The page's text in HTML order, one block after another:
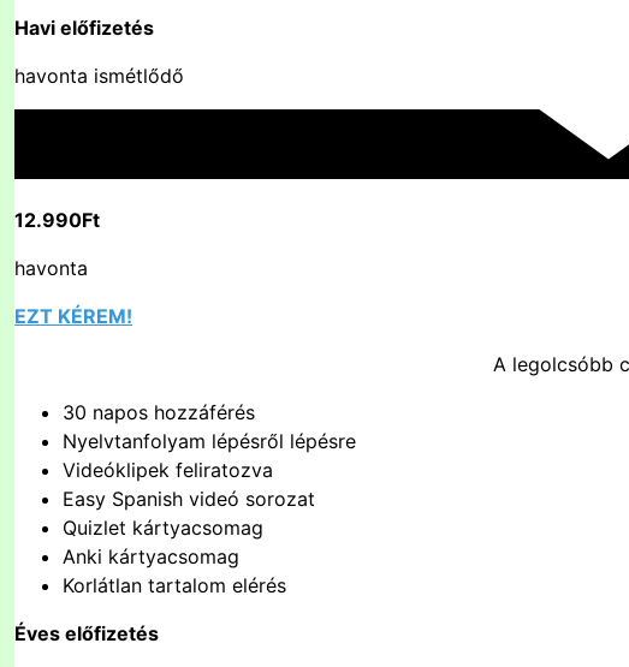
Havi előfizetés
havonta ismétlődő
12.990Ft
havonta
EZT KÉREM!
A legolcsóbb
30 napos hozzáférés
Nyelvtanfolyam lépésről lépésre
Videóklipek feliratozva
Easy Spanish videó sorozat
Quizlet kártyacsomag
Anki kártyacsomag
Korlátlan tartalom elérés
Éves előfizetés